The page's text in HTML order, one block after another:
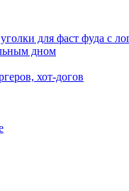
для фаст фуда с
дном
хот-догов